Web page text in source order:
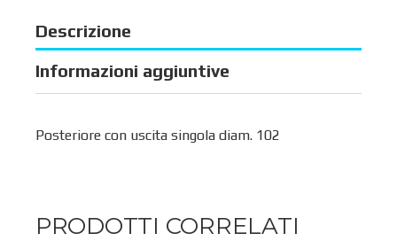
Descrizione
Informazioni aggiuntive
Posteriore con uscita singola diam. 102
PRODOTTI CORRELATI